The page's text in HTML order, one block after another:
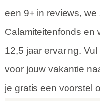
een 9+ in reviews, we
Calamiteitenfonds en
12,5 jaar ervaring.
voor jouw vakantie
je gratis een voorstel